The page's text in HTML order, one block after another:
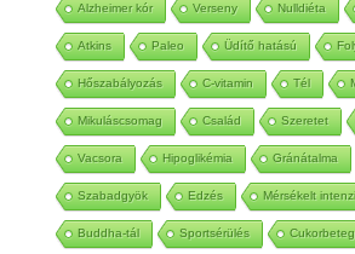
Alzheimer kór Verseny Nulldiéta
Atkins Paleo Üdítő hatású
Hőszabályozás C-vitamin Tél
Mikuláscsomag Család Szeretet
Vacsora Hipoglikémia Gránátalma
Szabadgyök Edzés Mérsékelt
Buddha-tál Sportsérülés